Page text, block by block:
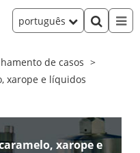
português
de casos
xarope e líquidos
xarope e